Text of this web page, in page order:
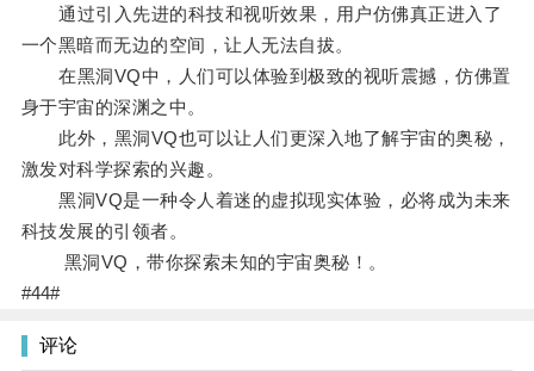
通过引入先进的科技和视听效果，用户仿佛真正进入了
一个黑暗而无边的空间，让人无法自拔。
在黑洞VQ中，人们可以体验到极致的视听震撼，仿佛置
身于宇宙的深渊之中。
此外，黑洞VQ也可以让人们更深入地了解宇宙的奥秘，
激发对科学探索的兴趣。
黑洞VQ是一种令人着迷的虚拟现实体验，必将成为未来
科技发展的引领者。
黑洞VQ，带你探索未知的宇宙奥秘！。
#44#
评论